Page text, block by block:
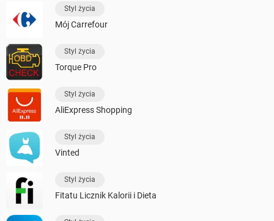
Styl życia
Mój Carrefour
Styl życia
Torque Pro
Styl życia
AliExpress Shopping
Styl życia
Vinted
Styl życia
Fitatu Licznik Kalorii i Dieta